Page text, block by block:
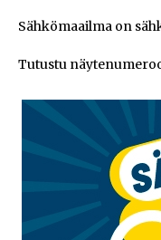
Sähkömaailma on
Tutustu